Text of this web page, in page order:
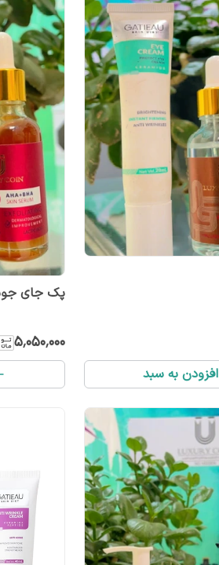
افزودن به سبد
پک جای
۵٬۰۵۰٬۰۰۰